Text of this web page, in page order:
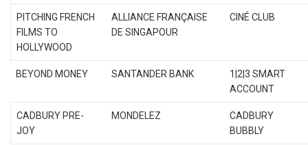
PITCHING FRENCH
FILMS TO
HOLLYWOOD
ALLIANCE FRANÇAISE
DE SINGAPOUR
CINÉ CLUB
BEYOND MONEY SANTANDER BANK
1|2|3 SMART
ACCOUNT
CADBURY PRE-
JOY
MONDELEZ
CADBURY
BUBBLY